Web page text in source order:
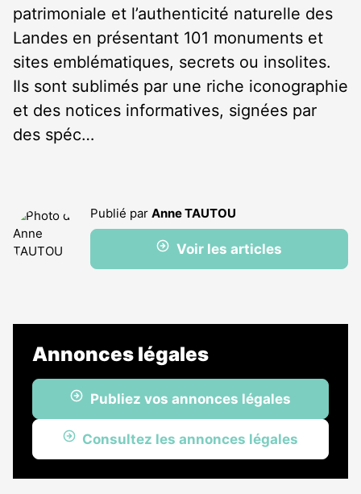
patrimoniale et l’authenticité naturelle des
Landes en présentant 101 monuments et
sites emblématiques, secrets ou insolites.
Ils sont sublimés par une riche iconographie
et des notices informatives, signées par
des spéc…
Publié par Anne TAUTOU
Voir les articles
Annonces légales
Publiez vos annonces légales
Consultez les annonces légales